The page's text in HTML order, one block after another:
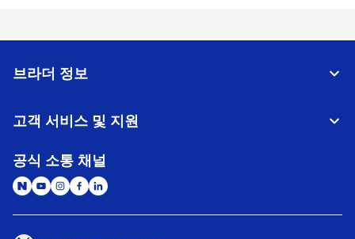
브라더 정보
고객 서비스 및 지원
공식 소통 채널